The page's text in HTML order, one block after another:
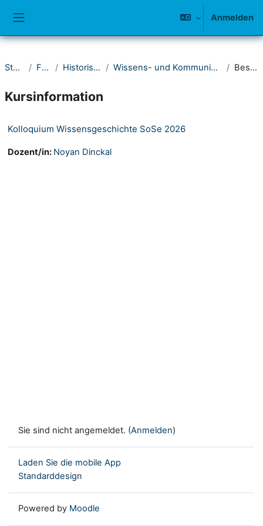
Anmelden
Startseite Fakultät I Historisches Seminar Wissens- und Kommunikationsgeschichte der Moderne Beschreibung
Kursinformation
Kolloquium Wissensgeschichte SoSe 2026
Dozent/in: Noyan Dinckal
Sie sind nicht angemeldet. (Anmelden)
Laden Sie die mobile App
Standarddesign
Powered by Moodle